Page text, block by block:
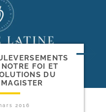
FOI ET
DU
2016